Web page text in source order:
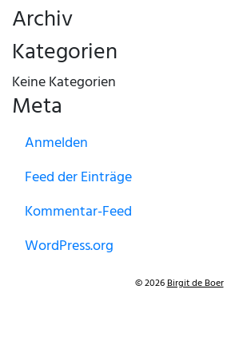
Archiv
Kategorien
Keine Kategorien
Meta
Anmelden
Feed der Einträge
Kommentar-Feed
WordPress.org
© 2026Birgit de Boer